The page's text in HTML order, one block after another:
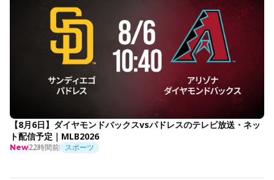
【8月6日】ダイヤモンドバックスvsパドレスのテレビ放送・ネッ
ト配信予定｜MLB2026
New22時間前 スポーツ